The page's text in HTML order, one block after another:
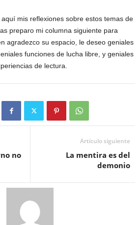
mis reflexiones sobre estos temas de
preparo mi columna siguiente para
agradezco su espacio, le deseo geniales
funciones de lucha libre, y geniales
de lectura.
no
Artículo siguiente
La mentira es del
demonio